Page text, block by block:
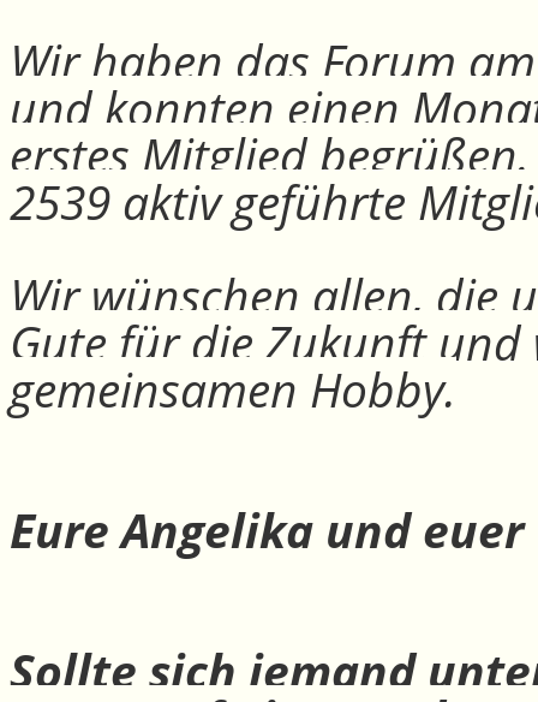
Wir haben das Forum
und konnten einen
erstes Mitglied
2539 aktiv geführte
Wir wünschen allen, die
Gute für die Zukunft
gemeinsamen Hobby.
Eure Angelika und
Sollte sich jemand